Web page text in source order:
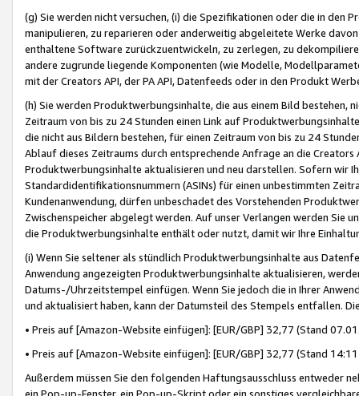
(g) Sie werden nicht versuchen, (i) die Spezifikationen oder die in
manipulieren, zu reparieren oder anderweitig abgeleitete Werke
enthaltene Software zurückzuentwickeln, zu zerlegen, zu
andere zugrunde liegende Komponenten (wie Modelle,
mit der Creators API, der PA API, Datenfeeds oder in den Produkt
(h) Sie werden Produktwerbungsinhalte, die aus einem Bild bestehen,
Zeitraum von bis zu 24 Stunden einen Link auf
die nicht aus Bildern bestehen, für einen Zeitraum von bis zu 24
Ablauf dieses Zeitraums durch entsprechende Anfrage an die
Produktwerbungsinhalte aktualisieren und neu darstellen. Sofern wir
Standardidentifikationsnummern (ASINs) für einen unbestimmten
Kundenanwendung, dürfen unbeschadet des Vorstehenden
Zwischenspeicher abgelegt werden. Auf unser Verlangen werden Sie
die Produktwerbungsinhalte enthält oder nutzt, damit wir Ihre
(i) Wenn Sie seltener als stündlich Produktwerbungsinhalte aus
Anwendung angezeigten Produktwerbungsinhalte aktualisieren,
Datums-/Uhrzeitstempel einfügen. Wenn Sie jedoch die in Ihrer
und aktualisiert haben, kann der Datumsteil des Stempels entfallen.
• Preis auf [Amazon-Website einfügen]: [EUR/GBP] 32,77 (Stand
• Preis auf [Amazon-Website einfügen]: [EUR/GBP] 32,77 (Stand
Außerdem müssen Sie den folgenden Haftungsausschluss entweder
ein Pop-up-Fenster, ein Pop-up-Skript oder ein sonstiges